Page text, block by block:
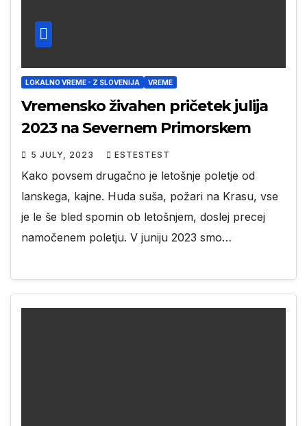
LOKALNO VREME - Z SLOVENIJA VREME
Vremensko živahen pričetek julija
2023 na Severnem Primorskem
5 JULY, 2023 ESTESTEST
Kako povsem drugačno je letošnje poletje od
lanskega, kajne. Huda suša, požari na Krasu, vse
je le še bled spomin ob letošnjem, doslej precej
namočenem poletju. V juniju 2023 smo…